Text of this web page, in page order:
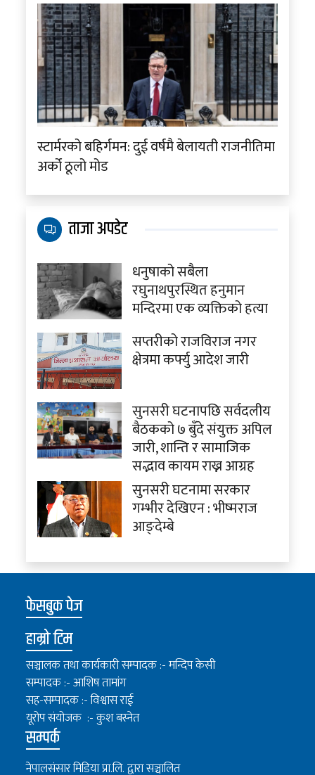
स्टार्मरको बहिर्गमन: दुई वर्षमै बेलायती राजनीतिमा
अर्को ठूलो मोड
ताजा अपडेट
धनुषाको सबैला
रघुनाथपुरस्थित हनुमान
मन्दिरमा एक व्यक्तिको हत्या
सप्तरीको राजविराज नगर
क्षेत्रमा कर्फ्यु आदेश जारी
सुनसरी घटनापछि सर्वदलीय
बैठकको ७ बुँदे संयुक्त अपिल
जारी, शान्ति र सामाजिक
सद्भाव कायम राख्न आग्रह
सुनसरी घटनामा सरकार
गम्भीर देखिएन : भीष्मराज
आङ्देम्बे
फेसबुक पेज
हाम्रो टिम
सञ्चालक तथा कार्यकारी सम्पादक :- मन्दिप केसी
सम्पादक :- आशिष तामांग
सह-सम्पादक :- विश्वास राई
यूरोप संयोजक :- कुश बस्नेत
सम्पर्क
नेपालसंसार मिडिया प्रा.लि. द्वारा सञ्चालित